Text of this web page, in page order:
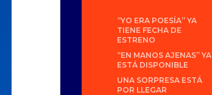
“YO ERA POESÍA” YA
TIENE FECHA DE
ESTRENO
“EN MANOS AJENAS” YA
ESTÁ DISPONIBLE
UNA SORPRESA ESTÁ
POR LLEGAR